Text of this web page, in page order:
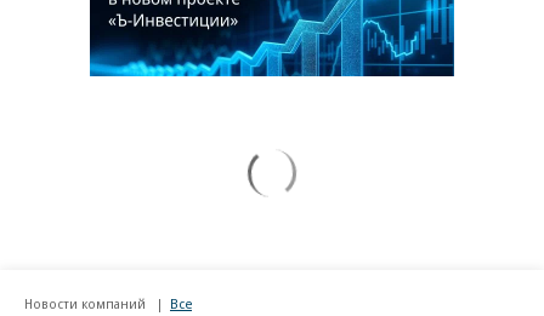
Новости компаний Все